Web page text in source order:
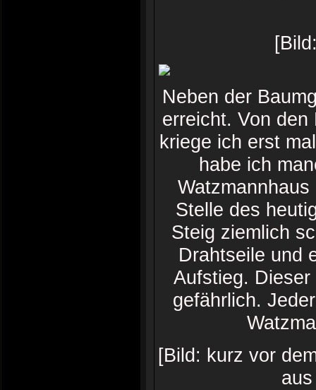
Neben der
erreicht. Von den
kriege ich erst
habe ich
Stelle des
Steig ziemlich
Drahtseile und
Aufstieg.
gefährlich.
[Bild: kurz vor